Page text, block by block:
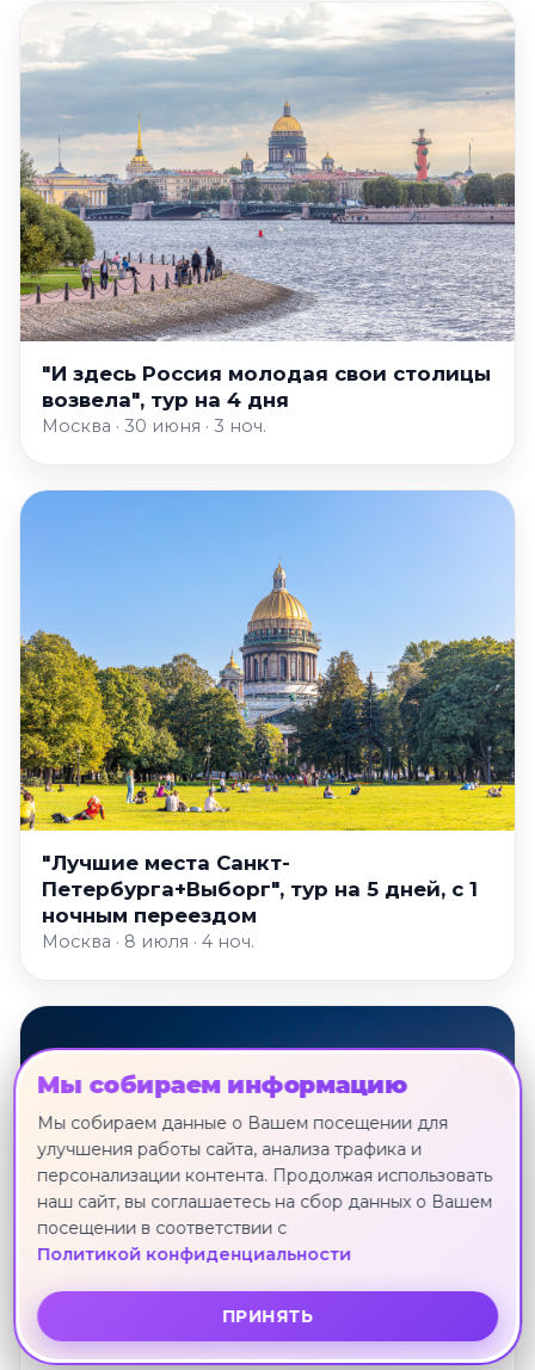
"И здесь Россия молодая свои столицы
возвела", тур на 4 дня
Москва · 30 июня · 3 ноч.
"Лучшие места Санкт-
Петербурга+Выборг", тур на 5 дней, с 1
ночным переездом
Москва · 8 июля · 4 ноч.
Мы собираем информацию
Мы собираем данные о Вашем посещении для
улучшения работы сайта, анализа трафика и
персонализации контента. Продолжая использовать
наш сайт, вы соглашаетесь на сбор данных о Вашем
посещении в соответствии с
Политикой конфиденциальности
ПРИНЯТЬ